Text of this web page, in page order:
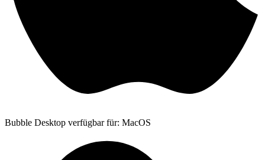
Bubble Desktop verfügbar für: MacOS